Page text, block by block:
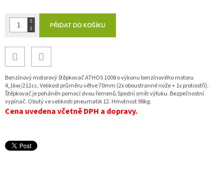
PŘIDAT DO KOŠÍKU
Benzínový motorový štěpkovač ATHOS 1008 o výkonu benzínového motoru
4,1kw/212cc. Velikost průměru větve 70mm (2x oboustranné nože + 1x protiostří).
Štěpkovač je poháněn pomocí dvou řemenů.Spodní směr výfuku. Bezpečnostní
vypínač. Obutý ve velikosti pneumatik 12. Hmotnost 98kg.
Cena uvedena včetně DPH a dopravy.